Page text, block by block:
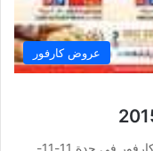
عروض كارفور